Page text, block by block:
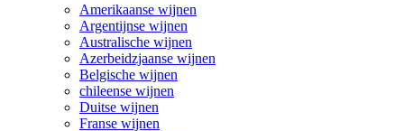
Amerikaanse wijnen
Argentijnse wijnen
Australische wijnen
Azerbeidzjaanse wijnen
Belgische wijnen
chileense wijnen
Duitse wijnen
Franse wijnen